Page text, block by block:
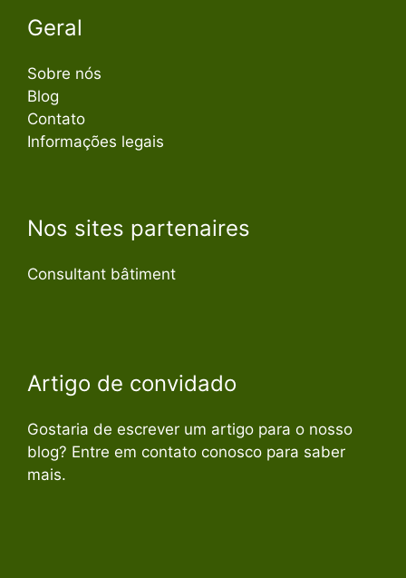
Geral
Sobre nós
Blog
Contato
Informações legais
Nos sites partenaires
Consultant bâtiment
Artigo de convidado
Gostaria de escrever um artigo para o nosso
blog? Entre em contato conosco para saber
mais.